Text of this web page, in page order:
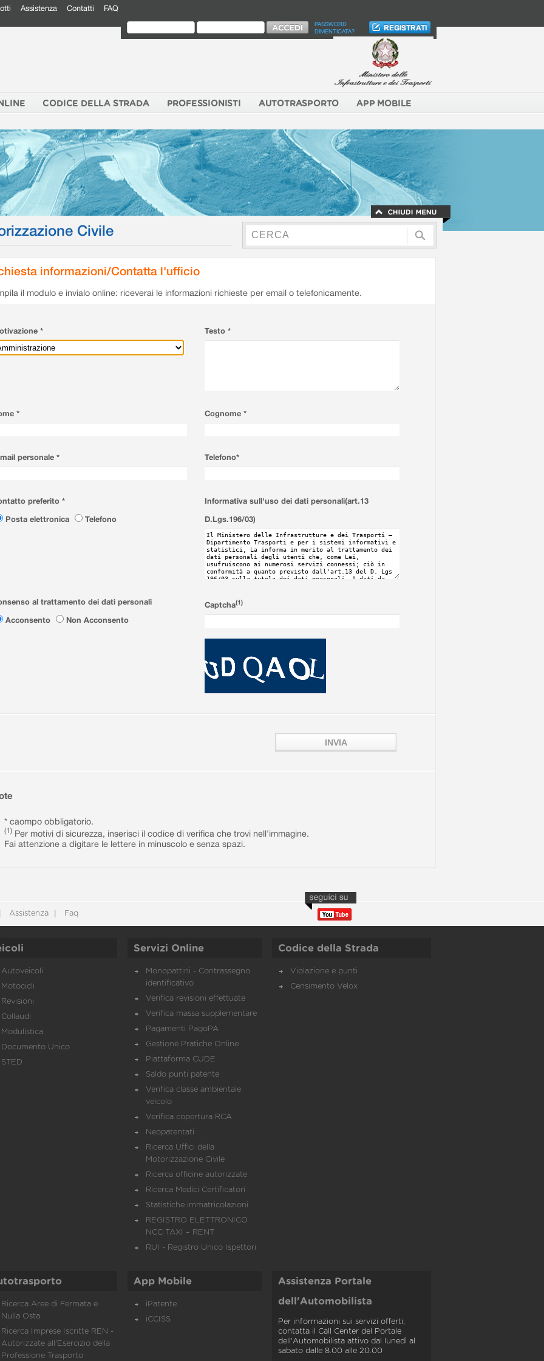
Assistenza Contatti FAQ
PASSWORD
DIMENTICATA?
CODICE DELLA STRADA PROFESSIONISTI AUTOTRASPORTO APP MOBILE
Civile
informazioni/Contatta l'ufficio
il modulo e invialo online: riceverai le informazioni richieste per email o telefonicamente.
* Testo *
* Cognome *
personale * Telefono*
preferito *
Posta elettronica
Telefono
Informativa sull'uso dei dati personali(art.13
D.Lgs.196/03)
al trattamento dei dati personali
Acconsento
Non Acconsento
Captcha(1)
* caompo obbligatorio.
(1) Per motivi di sicurezza, inserisci il codice di verifica che trovi nell'immagine.
Fai attenzione a digitare le lettere in minuscolo e senza spazi.
Assistenza Faq
Autoveicoli
Motocicli
Revisioni
Collaudi
Modulistica
Documento Unico
STED
Servizi Online
Monopattini - Contrassegno
identificativo
Verifica revisioni effettuate
Verifica massa supplementare
Pagamenti PagoPA
Gestione Pratiche Online
Piattaforma CUDE
Saldo punti patente
Verifica classe ambientale
veicolo
Verifica copertura RCA
Neopatentati
Ricerca Uffici della
Motorizzazione Civile
Ricerca officine autorizzate
Ricerca Medici Certificatori
Statistiche immatricolazioni
REGISTRO ELETTRONICO
NCC TAXI – RENT
RUI - Registro Unico Ispettori
Codice della Strada
Violazione e punti
Censimento Velox
Ricerca Aree di Fermata e
Nulla Osta
Ricerca Imprese Iscritte REN -
Autorizzate all'Esercizio della
Professione Trasporto
App Mobile
iPatente
iCCISS
Assistenza Portale
dell'Automobilista
Per informazioni sui servizi offerti,
contatta il Call Center del Portale
dell'Automobilista attivo dal lunedì al
sabato dalle 8.00 alle 20.00